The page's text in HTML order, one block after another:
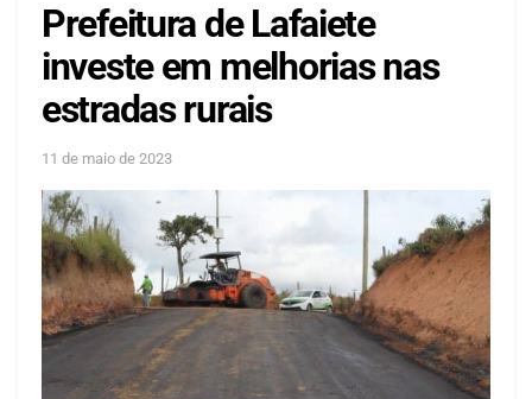
Prefeitura de Lafaiete
investe em melhorias nas
estradas rurais
11 de maio de 2023